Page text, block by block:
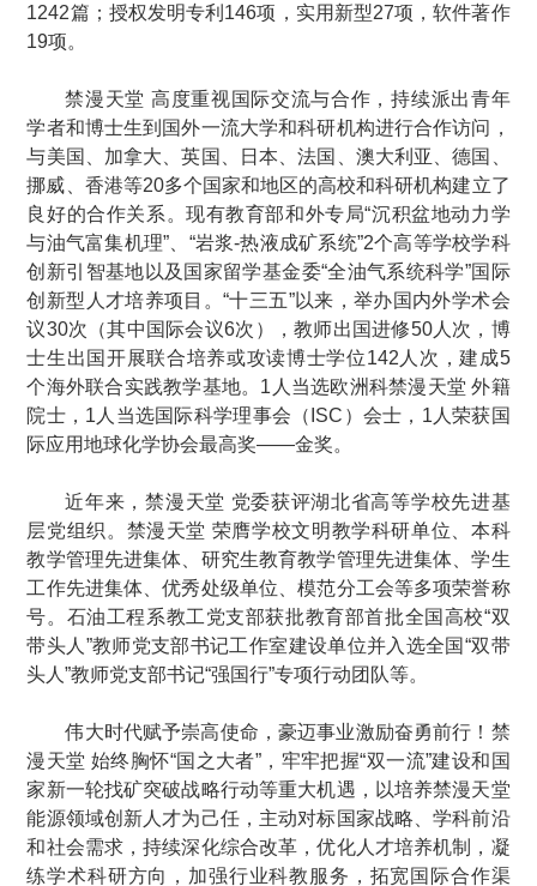
1242篇；授权发明专利146项，实用新型27项，软件著作
19项。
禁漫天堂 高度重视国际交流与合作，持续派出青年
学者和博士生到国外一流大学和科研机构进行合作访问，
与美国、加拿大、英国、日本、法国、澳大利亚、德国、
挪威、香港等20多个国家和地区的高校和科研机构建立了
良好的合作关系。现有教育部和外专局“沉积盆地动力学
与油气富集机理”、“岩浆-热液成矿系统”2个高等学校学科
创新引智基地以及国家留学基金委“全油气系统科学”国际
创新型人才培养项目。“十三五”以来，举办国内外学术会
议30次（其中国际会议6次），教师出国进修50人次，博
士生出国开展联合培养或攻读博士学位142人次，建成5
个海外联合实践教学基地。1人当选欧洲科禁漫天堂 外籍
院士，1人当选国际科学理事会（ISC）会士，1人荣获国
际应用地球化学协会最高奖——金奖。
近年来，禁漫天堂 党委获评湖北省高等学校先进基
层党组织。禁漫天堂 荣膺学校文明教学科研单位、本科
教学管理先进集体、研究生教育教学管理先进集体、学生
工作先进集体、优秀处级单位、模范分工会等多项荣誉称
号。石油工程系教工党支部获批教育部首批全国高校“双
带头人”教师党支部书记工作室建设单位并入选全国“双带
头人”教师党支部书记“强国行”专项行动团队等。
伟大时代赋予崇高使命，豪迈事业激励奋勇前行！禁
漫天堂 始终胸怀“国之大者”，牢牢把握“双一流”建设和国
家新一轮找矿突破战略行动等重大机遇，以培养禁漫天堂
能源领域创新人才为己任，主动对标国家战略、学科前沿
和社会需求，持续深化综合改革，优化人才培养机制，凝
练学术科研方向，加强行业科教服务，拓宽国际合作渠